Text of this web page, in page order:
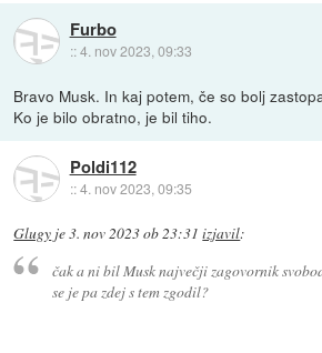
Furbo
::4. nov 2023, 09:33
Bravo Musk. In kaj potem, če so bolj
Ko je bilo obratno, je bil tiho.
Poldi112
::4. nov 2023, 09:35
Glugy je3. nov 2023 ob 23:31 izjavil:
čak a ni bil Musk največji zagovornik
se je pa zdej s tem zgodil?